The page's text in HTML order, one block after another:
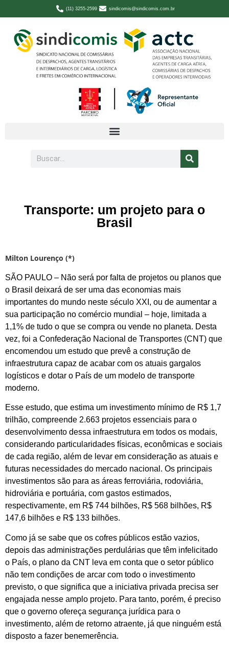
(11) 3255-2599 sindicomis@sindicomis.com.br
Transporte: um projeto para o
Brasil
Milton Lourenço (*)
SÃO PAULO – Não será por falta de projetos ou planos que
o Brasil deixará de ser uma das economias mais
importantes do mundo neste século XXI, ou de aumentar a
sua participação no comércio mundial – hoje, limitada a
1,1% de tudo o que se compra ou vende no planeta. Desta
vez, foi a Confederação Nacional de Transportes (CNT) que
encomendou um estudo que prevê a construção de
infraestrutura capaz de acabar com os atuais gargalos
logísticos e dotar o País de um modelo de transporte
moderno.
Esse estudo, que estima um investimento mínimo de R$ 1,7
trilhão, compreende 2.663 projetos essenciais para o
desenvolvimento dessa infraestrutura em todos os modais,
considerando particularidades físicas, econômicas e sociais
de cada região, além de levar em consideração as atuais e
futuras necessidades do mercado nacional. Os principais
investimentos são para as áreas ferroviária, rodoviária,
hidroviária e portuária, com gastos estimados,
respectivamente, em R$ 744 bilhões, R$ 568 bilhões, R$
147,6 bilhões e R$ 133 bilhões.
Como já se sabe que os cofres públicos estão vazios,
depois das administrações perdulárias que têm infelicitado
o País, o plano da CNT leva em conta que o setor público
não tem condições de arcar com todo o investimento
previsto, o que significa que a iniciativa privada precisa ser
engajada nesse amplo projeto. Para tanto, porém, é preciso
que o governo ofereça segurança jurídica para o
investimento, além de retorno atraente, já que ninguém está
disposto a fazer benemerência.